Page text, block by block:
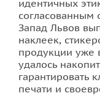
идентичных
Запад Львов
наклеек,
продукции уже
удалось
гарантировать
печати и